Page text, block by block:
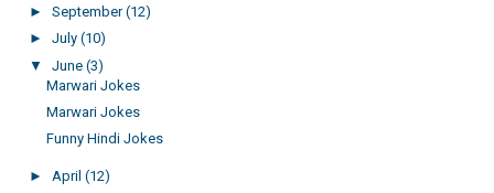
► September(12)
► July (10)
▼ June (3)
Marwari Jokes
Marwari Jokes
Funny Hindi Jokes
► April (12)